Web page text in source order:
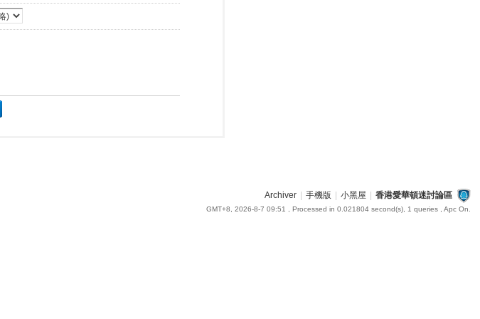
Archiver 手機版 小黑屋 香港愛華頓迷討論區
GMT+8, 2026-8-7 09:51 , Processed in 0.021804 second(s), 1 queries , Apc On.